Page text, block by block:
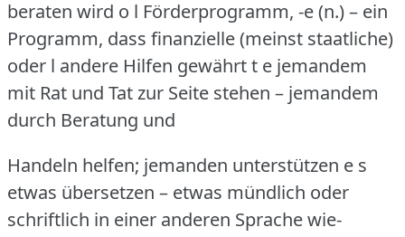
beraten wird o l Förderprogramm, -e (n.)– ein
Programm, dass finanzielle (meinst staatliche)
oder l andere Hilfen gewährt t e jemandem
mit Rat und Tat zur Seite stehen – jemandem
durch Beratung und
Handeln helfen; jemanden unterstützen e s
etwas übersetzen – etwas mündlich oder
schriftlich in einer anderen Sprache wie-